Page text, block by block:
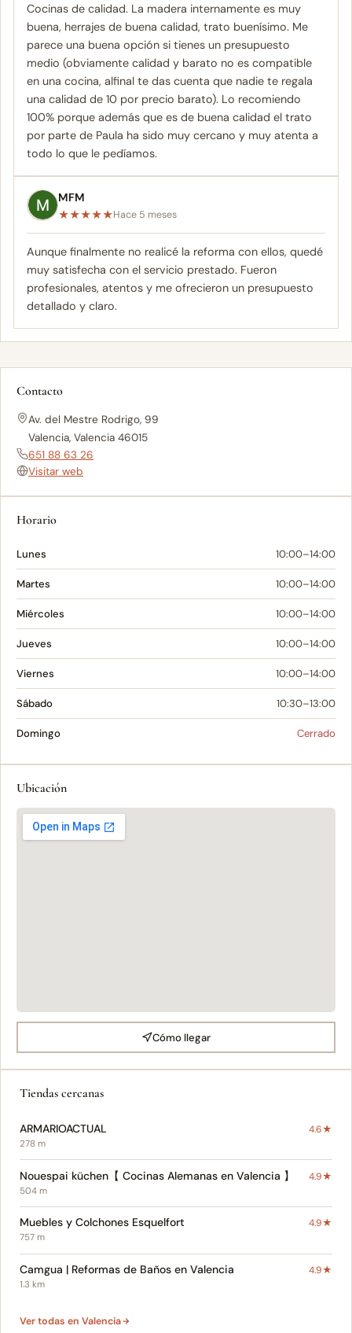
Cocinas de calidad. La madera internamente es muy
buena, herrajes de buena calidad, trato buenísimo. Me
parece una buena opción si tienes un presupuesto
medio (obviamente calidad y barato no es compatible
en una cocina, alfinal te das cuenta que nadie te regala
una calidad de 10 por precio barato). Lo recomiendo
100% porque además que es de buena calidad el trato
por parte de Paula ha sido muy cercano y muy atenta a
todo lo que le pedíamos.
MFM
★★★★★Hace 5 meses
Aunque finalmente no realicé la reforma con ellos, quedé
muy satisfecha con el servicio prestado. Fueron
profesionales, atentos y me ofrecieron un presupuesto
detallado y claro.
Contacto
Av. del Mestre Rodrigo, 99
Valencia, Valencia 46015
651 88 63 26
Visitar web
Horario
Lunes 10:00–14:00
Martes 10:00–14:00
Miércoles 10:00–14:00
Jueves 10:00–14:00
Viernes 10:00–14:00
Sábado 10:30–13:00
Domingo Cerrado
Ubicación
Cómo llegar
Tiendas cercanas
ARMARIOACTUAL 4.6★
278 m
Nouespai küchen【 Cocinas Alemanas en Valencia 】 4.9★
504 m
Muebles y Colchones Esquelfort 4.9★
757 m
Camgua | Reformas de Baños en Valencia 4.9★
1.3 km
Ver todas en Valencia